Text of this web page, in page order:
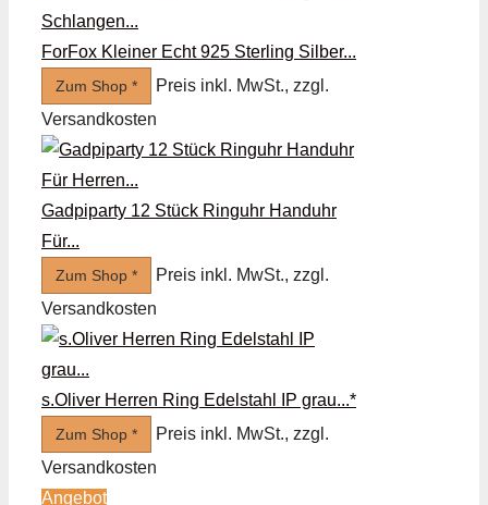
ForFox Kleiner Echt 925 Sterling Silber...
Zum Shop *
Preis inkl. MwSt., zzgl.
Versandkosten
Gadpiparty 12 Stück Ringuhr Handuhr
Für...
Zum Shop *
Preis inkl. MwSt., zzgl.
Versandkosten
s.Oliver Herren Ring Edelstahl IP grau...*
Zum Shop *
Preis inkl. MwSt., zzgl.
Versandkosten
Angebot